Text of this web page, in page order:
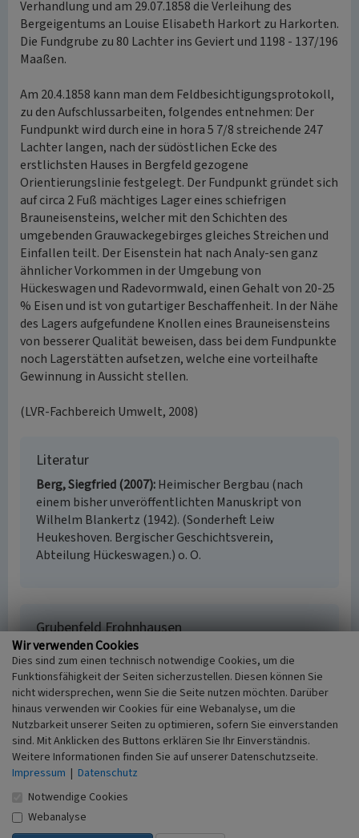
Verhandlung und am 29.07.1858 die Verleihung des
Bergeigentums an Louise Elisabeth Harkort zu Harkorten.
Die Fundgrube zu 80 Lachter ins Geviert und 1198 - 137/196
Maaßen.
Am 20.4.1858 kann man dem Feldbesichtigungsprotokoll,
zu den Aufschlussarbeiten, folgendes entnehmen: Der
Fundpunkt wird durch eine in hora 5 7/8 streichende 247
Lachter langen, nach der südöstlichen Ecke des
erstlichsten Hauses in Bergfeld gezogene
Orientierungslinie festgelegt. Der Fundpunkt gründet sich
auf circa 2 Fuß mächtiges Lager eines schiefrigen
Brauneisensteins, welcher mit den Schichten des
umgebenden Grauwackegebirges gleiches Streichen und
Einfallen teilt. Der Eisenstein hat nach Analy-sen ganz
ähnlicher Vorkommen in der Umgebung von
Hückeswagen und Radevormwald, einen Gehalt von 20-25
% Eisen und ist von gutartiger Beschaffenheit. In der Nähe
des Lagers aufgefundene Knollen eines Brauneisensteins
von besserer Qualität beweisen, dass bei dem Fundpunkte
noch Lagerstätten aufsetzen, welche eine vorteilhafte
Gewinnung in Aussicht stellen.
(LVR-Fachbereich Umwelt, 2008)
Literatur
Berg, Siegfried (2007) Heimischer Bergbau (nach
einem bisher unveröffentlichten Manuskript von
Wilhelm Blankertz (1942). (Sonderheft Leiw
Heukeshoven. Bergischer Geschichtsverein,
Abteilung Hückeswagen.) o. O.
Grubenfeld Frohnhausen
Schlagwörter
Grubenfeld
Fachsicht(en)
Kulturlandschaftspflege
Erfassungsmaßstab
i.d.R. 1:5.000 (größer als 1:20.000)
Erfassungsmethode
Auswertung historischer Karten,
Literaturauswertung
Historischer Zeitraum
Beginn 1857
Wir verwenden Cookies
Dies sind zum einen technisch notwendige Cookies, um die
Funktionsfähigkeit der Seiten sicherzustellen. Diesen können Sie
nicht widersprechen, wenn Sie die Seite nutzen möchten. Darüber
hinaus verwenden wir Cookies für eine Webanalyse, um die
Nutzbarkeit unserer Seiten zu optimieren, sofern Sie einverstanden
sind. Mit Anklicken des Buttons erklären Sie Ihr Einverständnis.
Weitere Informationen finden Sie auf unserer Datenschutzseite.
Impressum | Datenschutz
Notwendige Cookies
Webanalyse